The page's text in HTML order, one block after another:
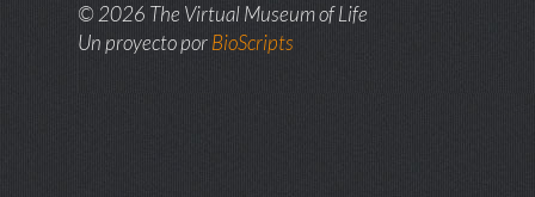
© 2026 The Virtual Museum of Life
Un proyecto porBioScripts